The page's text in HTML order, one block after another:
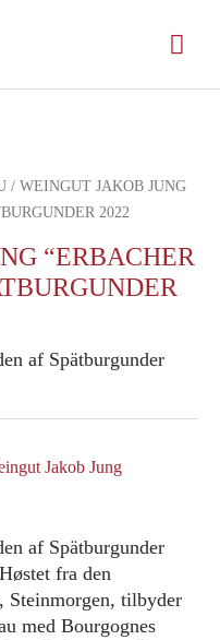
/ WEINGUT JAKOB JUNG
2022
“ERBACHER
af Spätburgunder
Jakob Jung
af Spätburgunder
fra den
Steinmorgen, tilbyder
med Bourgognes